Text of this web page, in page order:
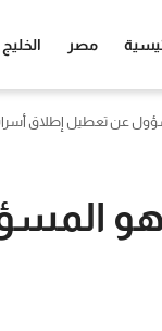
مصر الخليج
عن تعطيل إطلاق
هو